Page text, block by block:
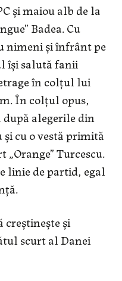
și maiou alb de la
Badea. Cu
nimeni și înfrânt pe
își salută fanii
în colțul lui
În colțul opus,
alegerile din
cu o vestă primită
„Orange” Turcescu.
linie de partid, egal
creștinește și
scurt al Danei